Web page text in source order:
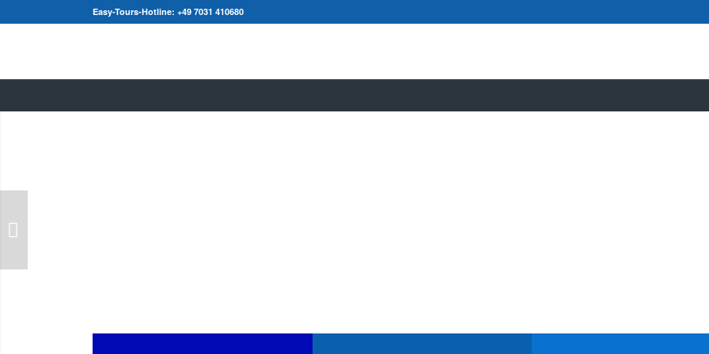
Easy-Tours-Hotline:+49 7031 410680